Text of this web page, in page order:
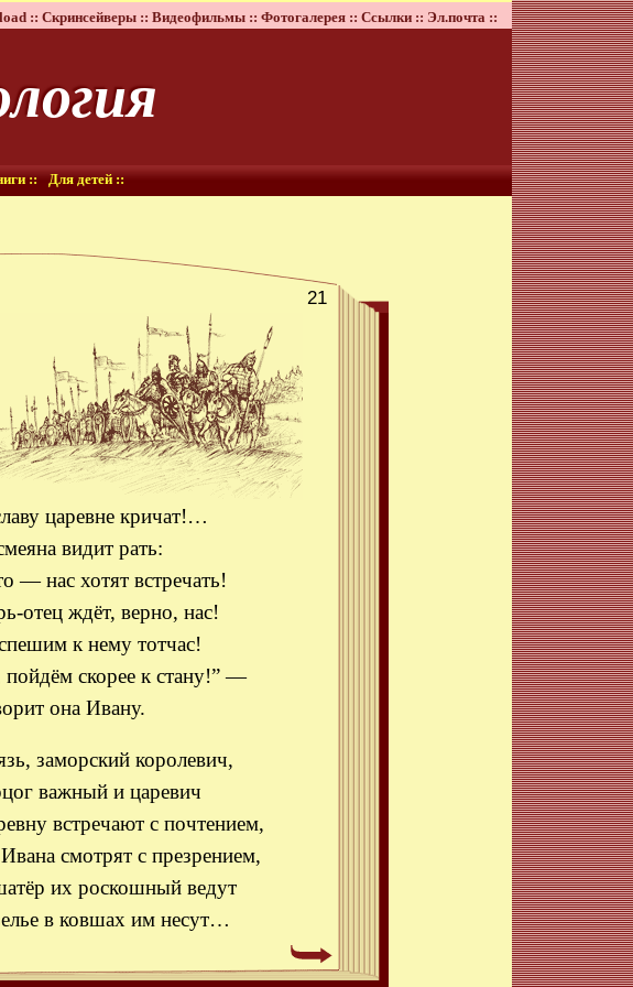
:: Скринсейверы :: Видеофильмы :: Фотогалерея :: Ссылки :: Эл.почта ::
:: Для детей ::
21
царевне кричат!…
видит рать:
— нас хотят встречать!
отец ждёт, верно, нас!
к нему тотчас!
скорее к стану!” —
она Ивану.
заморский королевич,
важный и царевич
встречают с почтением,
смотрят с презрением,
их роскошный ведут
в ковшах им несут…